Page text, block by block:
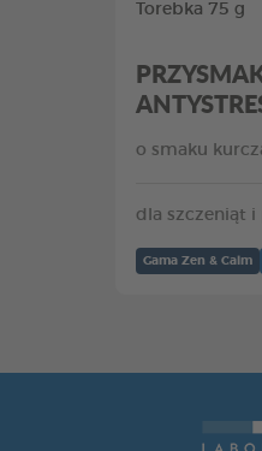
Torebka 75 g
o smaku
dla szczeniąt i
Gama Zen & Calm